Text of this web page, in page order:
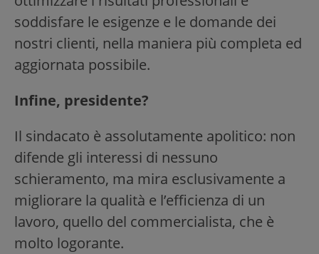
soddisfare le esigenze e le domande dei
nostri clienti, nella maniera più completa ed
aggiornata possibile.
Infine, presidente?
Il sindacato è assolutamente apolitico: non
difende gli interessi di nessuno
schieramento, ma mira esclusivamente a
migliorare la qualità e l’efficienza di un
lavoro, quello del commercialista, che è
molto logorante.